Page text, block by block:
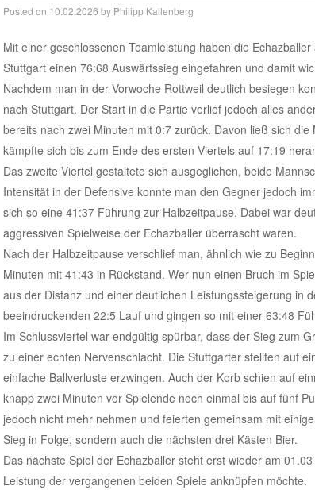
Posted on 10.02.2026 by Philipp Kallenberg
Mit einer geschlossenen Teamleistung haben die
Stuttgart einen 76:68 Auswärtssieg eingefahren und damit
Nachdem man in der Vorwoche Rottweil deutlich besiegen
nach Stuttgart. Der Start in die Partie verlief jedoch alles
bereits nach zwei Minuten mit 0:7 zurück. Davon ließ sich
kämpfte sich bis zum Ende des ersten Viertels auf 17:19
Das zweite Viertel gestaltete sich ausgeglichen, beide
Intensität in der Defensive konnte man den Gegner jedoch
sich so eine 41:37 Führung zur Halbzeitpause. Dabei war
aggressiven Spielweise der Echazballer überrascht waren.
Nach der Halbzeitpause verschlief man, ähnlich wie zu
Minuten mit 41:43 in Rückstand. Wer nun einen Bruch im
aus der Distanz und einer deutlichen Leistungssteigerung in
beeindruckenden 22:5 Lauf und gingen so mit einer 63:48
Im Schlussviertel war endgültig spürbar, dass der Sieg zum
zu einer echten Nervenschlacht. Die Stuttgarter stellten auf
einfache Ballverluste erzwingen. Auch der Korb schien auf
knapp zwei Minuten vor Spielende noch einmal bis auf fünf
jedoch nicht mehr nehmen und feierten gemeinsam mit
Sieg in Folge, sondern auch die nächsten drei Kästen Bier.
Das nächste Spiel der Echazballer steht erst wieder am
Leistung der vergangenen beiden Spiele anknüpfen möchte.